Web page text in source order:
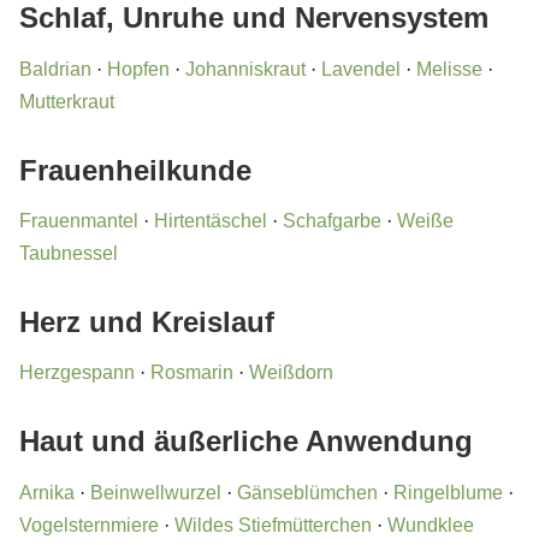
Schlaf, Unruhe und Nervensystem
Baldrian · Hopfen · Johanniskraut· Lavendel · Melisse ·
Mutterkraut
Frauenheilkunde
Frauenmantel · Hirtentäschel · Schafgarbe · Weiße
Taubnessel
Herz und Kreislauf
Herzgespann · Rosmarin · Weißdorn
Haut und äußerliche Anwendung
Arnika · Beinwellwurzel · Gänseblümchen · Ringelblume ·
Vogelsternmiere · Wildes Stiefmütterchen · Wundklee